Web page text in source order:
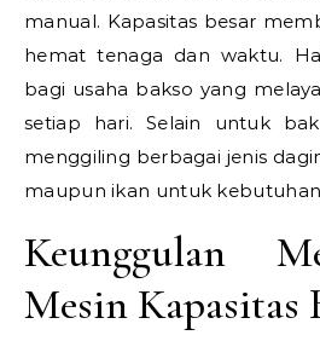
manual. Kapasitas besar
hemat tenaga dan waktu.
bagi usaha bakso yang
setiap hari. Selain untuk
menggiling berbagai jenis
maupun ikan untuk
Keunggulan
Mesin Kapasitas